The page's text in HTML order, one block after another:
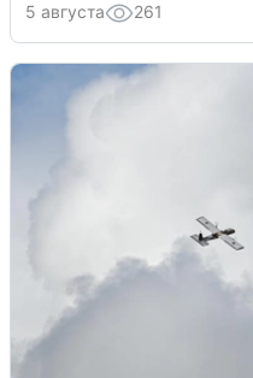
5 августа 261